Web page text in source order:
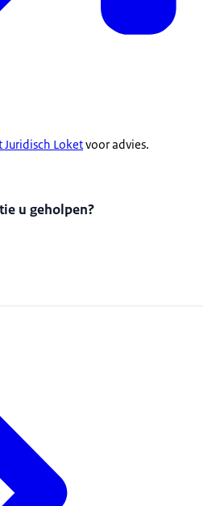
Loketvoor advies.
u geholpen?